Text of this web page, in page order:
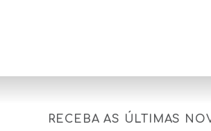
RECEBA AS ÚLTIMAS